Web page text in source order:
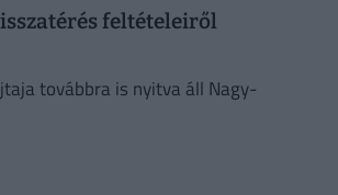
feltételeiről
továbbra is nyitva áll Nagy-